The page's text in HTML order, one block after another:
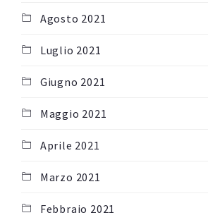
Agosto 2021
Luglio 2021
Giugno 2021
Maggio 2021
Aprile 2021
Marzo 2021
Febbraio 2021